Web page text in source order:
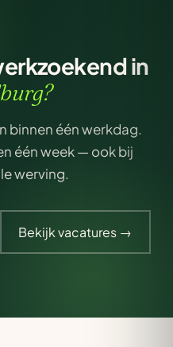
in
binnen één werkdag.
één week — ook bij
werving.
Bekijk vacatures →